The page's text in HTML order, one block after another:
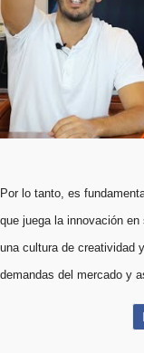
Por lo tanto, es
que juega la innovación
una cultura de creatividad
demandas del mercado y